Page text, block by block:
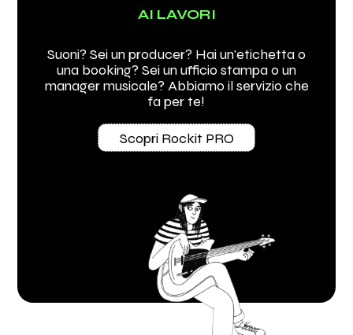
AI LAVORI
Suoni? Sei un producer? Hai un'etichetta o
una booking? Sei un ufficio stampa o un
manager musicale? Abbiamo il servizio che
fa per te!
Scopri Rockit PRO